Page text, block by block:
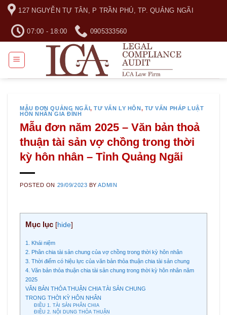
Skip
content
127 NGUYỄN TỰ TÂN, P TRẦN PHÚ, TP. QUẢNG NGÃI
07:00 - 18:00 0905333560
MẪU ĐƠN QUẢNG NGÃI,TƯ VẤN LY HÔN, TƯ VẤN PHÁP LUẬT
HÔN NHÂN GIA ĐÌNH
Mẫu đơn năm 2025 – Văn bản thoả
thuận tài sản vợ chồng trong thời
kỳ hôn nhân – Tỉnh Quảng Ngãi
POSTED ON 29/09/2023 BYADMIN
Mục lục [hide]
1. Khái niệm
2. Phân chia tài sản chung của vợ chồng trong thời kỳ hôn nhân
3. Thời điểm có hiệu lực của văn bản thỏa thuận chia tài sản chung
4. Văn bản thỏa thuận chia tài sản chung trong thời kỳ hôn nhân năm
2025
VĂN BẢN THỎA THUẬN CHIA TÀI SẢN CHUNG
TRONG THỜI KỲ HÔN NHÂN
ĐIỀU 1. TÀI SẢN PHÂN CHIA
ĐIỀU 2. NỘI DUNG THỎA THUẬN